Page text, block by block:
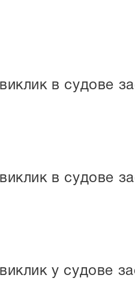
в судове
в судове
у судове